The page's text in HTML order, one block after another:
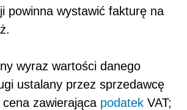
powinna wystawić fakturę na
wyraz wartości danego
ustalany przez sprzedawcę
cena zawierająca podatek VAT;